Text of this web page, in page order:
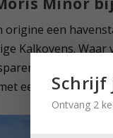
origine een
Kalkovens.
elkaar nu
een botter over
Schrijf
Ontvang 2